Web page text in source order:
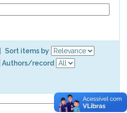
Sort items by
Authors/record